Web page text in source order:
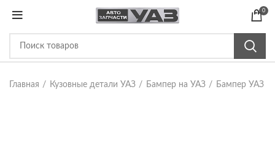
0
Главная Кузовные детали УАЗ Бампер на УАЗ Бампер УАЗ